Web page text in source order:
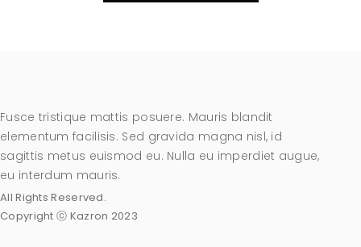
Fusce tristique mattis posuere. Mauris blandit
elementum facilisis. Sed gravida magna nisl, id
sagittis metus euismod eu. Nulla eu imperdiet augue,
eu interdum mauris.
All Rights Reserved.
Copyright ⓒ Kazron 2023